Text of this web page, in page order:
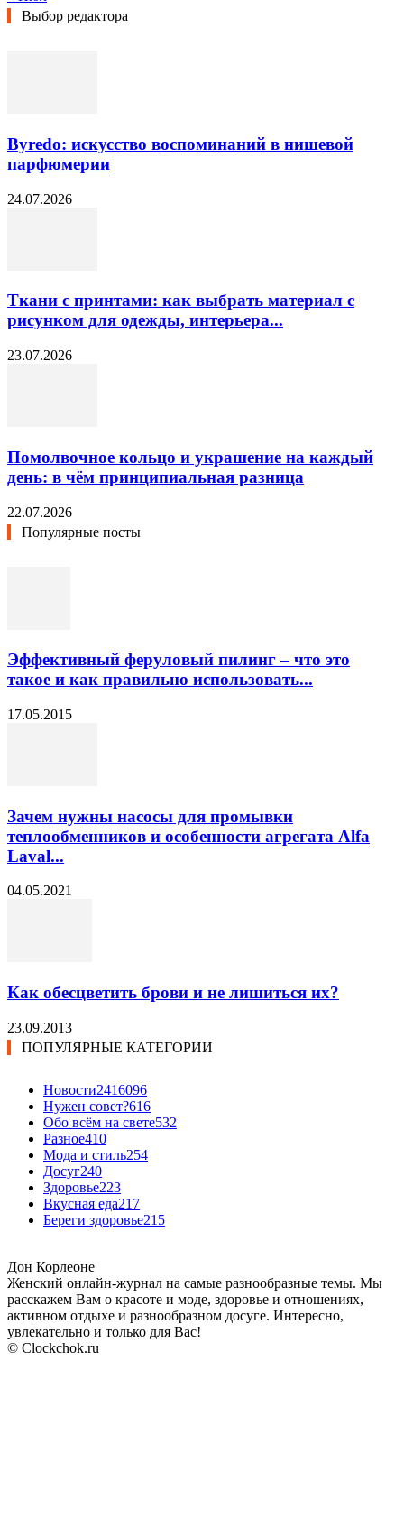
Выбор редактора
Byredo: искусство воспоминаний в нишевой
парфюмерии
24.07.2026
Ткани с принтами: как выбрать материал с
рисунком для одежды, интерьера...
23.07.2026
Помолвочное кольцо и украшение на каждый
день: в чём принципиальная разница
22.07.2026
Популярные посты
Эффективный феруловый пилинг – что это
такое и как правильно использовать...
17.05.2015
Зачем нужны насосы для промывки
теплообменников и особенности агрегата Alfa
Laval...
04.05.2021
Как обесцветить брови и не лишиться их?
23.09.2013
ПОПУЛЯРНЫЕ КАТЕГОРИИ
Новости2416096
Нужен совет?616
Обо всём на свете532
Разное410
Мода и стиль254
Досуг240
Здоровье223
Вкусная еда217
Береги здоровье215
Дон Корлеоне
Женский онлайн-журнал на самые разнообразные темы. Мы
расскажем Вам о красоте и моде, здоровье и отношениях,
активном отдыхе и разнообразном досуге. Интересно,
увлекательно и только для Вас!
© Clockchok.ru